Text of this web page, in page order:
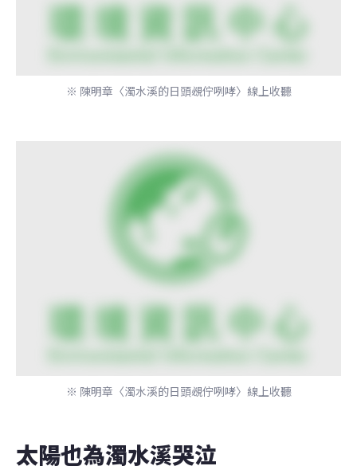
※ 陳明章〈濁水溪的日頭覕佇咧哮〉線上收聽
※ 陳明章〈濁水溪的日頭覕佇咧哮〉線上收聽
太陽也為濁水溪哭泣